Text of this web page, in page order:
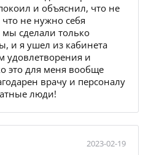
и объяснил, что не
не нужно себя
мы сделали только
и я ушел из кабинета
удовлетворения и
это для меня вообще
врачу и персоналу
люди!
2023-02-19